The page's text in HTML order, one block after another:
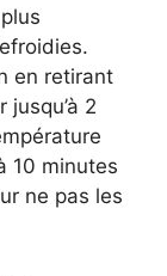
en retirant
jusqu’à 2
10 minutes
ne pas les